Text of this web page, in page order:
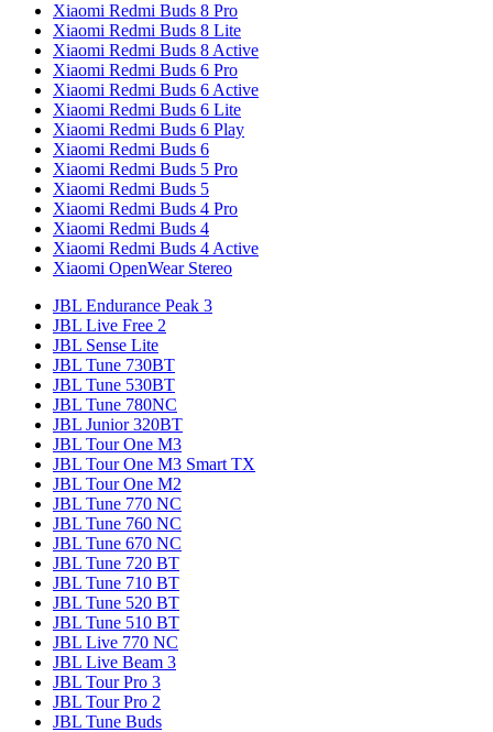
Xiaomi Redmi Buds 8 Pro
Xiaomi Redmi Buds 8 Lite
Xiaomi Redmi Buds 8 Active
Xiaomi Redmi Buds 6 Pro
Xiaomi Redmi Buds 6 Active
Xiaomi Redmi Buds 6 Lite
Xiaomi Redmi Buds 6 Play
Xiaomi Redmi Buds 6
Xiaomi Redmi Buds 5 Pro
Xiaomi Redmi Buds 5
Xiaomi Redmi Buds 4 Pro
Xiaomi Redmi Buds 4
Xiaomi Redmi Buds 4 Active
Xiaomi OpenWear Stereo
JBL Endurance Peak 3
JBL Live Free 2
JBL Sense Lite
JBL Tune 730BT
JBL Tune 530BT
JBL Tune 780NC
JBL Junior 320BT
JBL Tour One M3
JBL Tour One M3 Smart TX
JBL Tour One M2
JBL Tune 770 NC
JBL Tune 760 NC
JBL Tune 670 NC
JBL Tune 720 BT
JBL Tune 710 BT
JBL Tune 520 BT
JBL Tune 510 BT
JBL Live 770 NC
JBL Live Beam 3
JBL Tour Pro 3
JBL Tour Pro 2
JBL Tune Buds